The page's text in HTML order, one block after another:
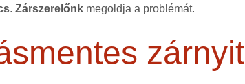
.Zárszerelőnk megoldja a problémát.